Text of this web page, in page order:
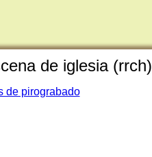
de iglesia (rrch)
de pirograbado